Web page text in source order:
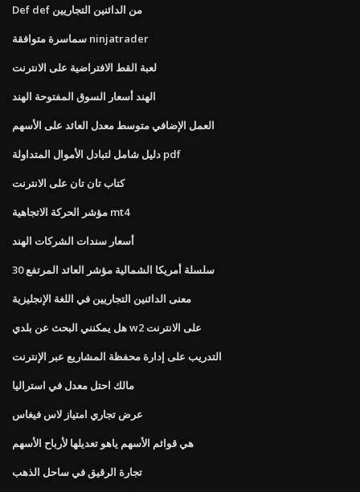
Def def من الدائنين التجاريين
سماسرة متوافقة ninjatrader
لعبة القط الافتراضية على الانترنت
الهند أسعار السوق المفتوحة الهند
العمل الإضافي متوسط ​​معدل العائد على الأسهم
دليل شامل لتبادل الأموال المتداولة pdf
كتاب تان تان على الانترنت
مؤشر الحركة الاتجاهية mt4
أسعار سندات الشركات الهند
سلسلة أمريكا الشمالية مؤشر العائد المرتفع 30
معنى الدائنين التجاريين في اللغة الإنجليزية
هل يمكنني البحث عن بلدي w2 على الانترنت
التدريب على إدارة محفظة المشاريع عبر الإنترنت
مالك احتل معدل في استراليا
عرض تجاري امتياز لاس فيغاس
هي قوائم الأسهم ياهو تعديلها لأرباح الأسهم
تجارة الرقيق في ساحل الذهب